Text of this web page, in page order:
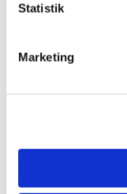
Statistik
Marketing